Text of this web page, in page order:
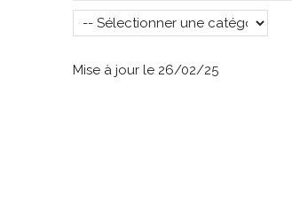
Mise à jour le 26/02/25